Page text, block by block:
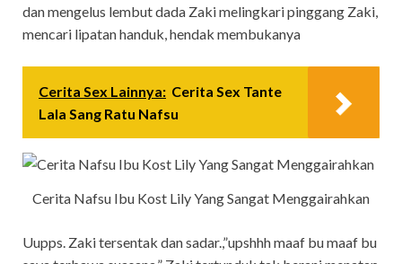
dan mengelus lembut dada Zaki melingkari pinggang Zaki,
mencari lipatan handuk, hendak membukanya
Cerita Sex Lainnya: Cerita Sex Tante
Lala Sang Ratu Nafsu
Cerita Nafsu Ibu Kost Lily Yang Sangat Menggairahkan
Uupps. Zaki tersentak dan sadar.,”upshhh maaf bu maaf bu